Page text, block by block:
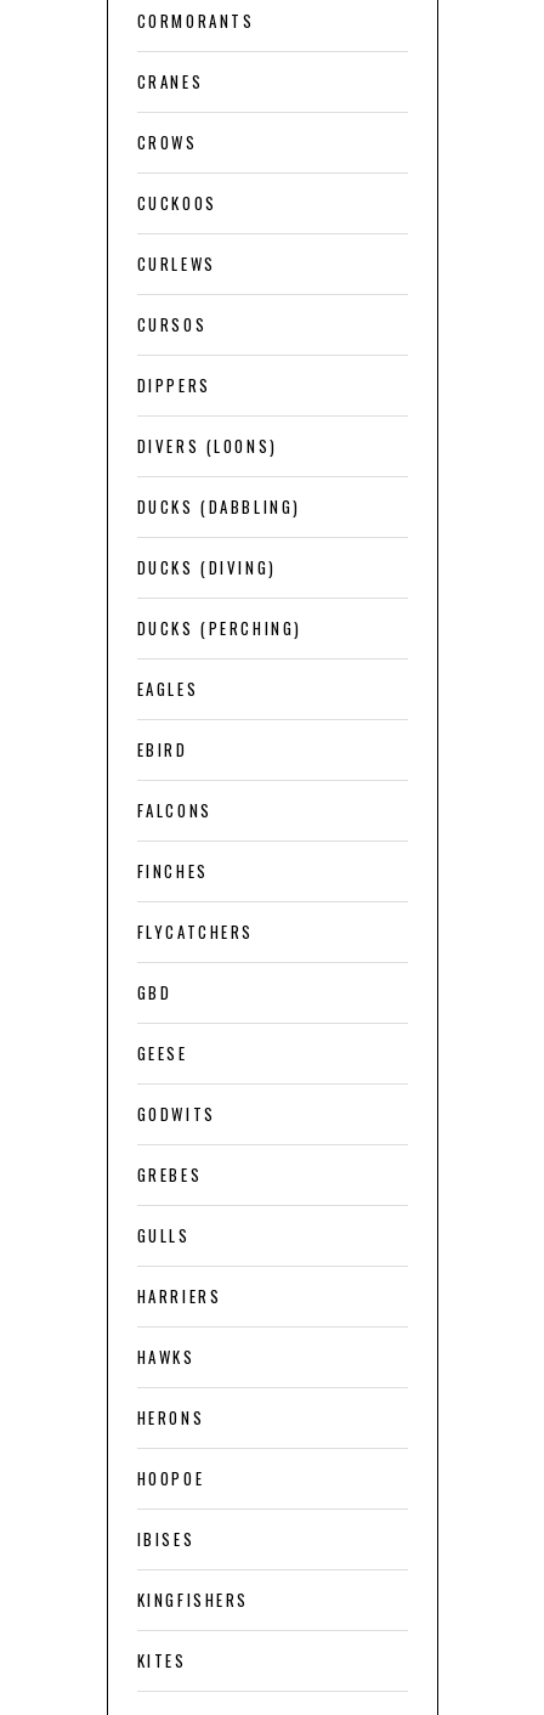
CORMORANTS
CRANES
CROWS
CUCKOOS
CURLEWS
CURSOS
DIPPERS
DIVERS (LOONS)
DUCKS (DABBLING)
DUCKS (DIVING)
DUCKS (PERCHING)
EAGLES
EBIRD
FALCONS
FINCHES
FLYCATCHERS
GBD
GEESE
GODWITS
GREBES
GULLS
HARRIERS
HAWKS
HERONS
HOOPOE
IBISES
KINGFISHERS
KITES